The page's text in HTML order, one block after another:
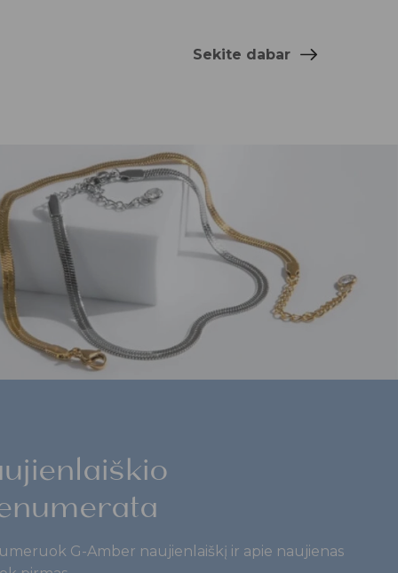
Sekite dabar
G-Amber naujienlaiškį ir apie naujienas